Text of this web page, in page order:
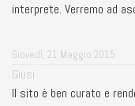
interprete. Verremo ad
Giovedì, 21 Maggio 2015
Giusi
Il sito è ben curato e